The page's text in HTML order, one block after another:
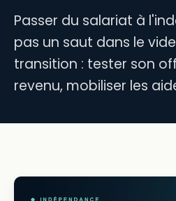
Passer du salariat à
pas un saut dans le
transition : tester son
revenu, mobiliser les